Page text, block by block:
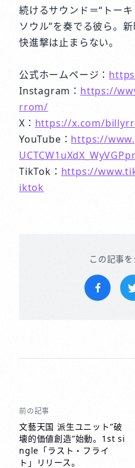
続けるサウンド＝“トー
ソウル”を奏でる彼ら。
快進撃は止まらない。
公式ホームページ：
Instagram： https://
rrom/
X： https://x.com/
YouTube： https://
TikTok： https://
iktok
この記事
投
稿
ナ
ビ
前の記事
文藝天国 派生ユニット”破
壊的価値創造”始動。1st si
ngle「ラスト・フライ
ト」リリース。